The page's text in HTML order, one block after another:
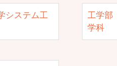
ステム工
工学部
学科